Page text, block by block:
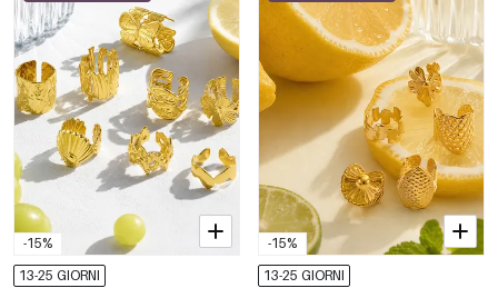
-15%
13-25 GIORNI
-15%
13-25 GIORNI